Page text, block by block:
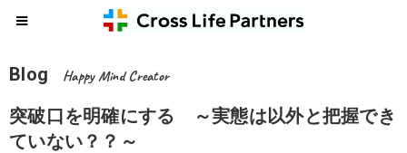
Blog Happy Mind Creator
突破口を明確にする ～実態は以外と把握でき
ていない？？～